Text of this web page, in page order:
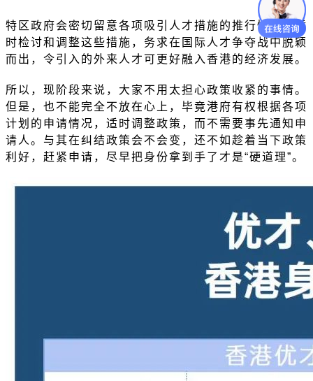
特区政府会密切留意各项吸引人才措施的推行情况，适
时检讨和调整这些措施，务求在国际人才争夺战中脱颖
而出，令引入的外来人才可更好融入香港的经济发展。
所以，现阶段来说，大家不用太担心政策收紧的事情。
但是，也不能完全不放在心上，毕竟港府有权根据各项
计划的申请情况，适时调整政策，而不需要事先通知申
请人。与其在纠结政策会不会变，还不如趁着当下政策
利好，赶紧申请，尽早把身份拿到手了才是“硬道理”。